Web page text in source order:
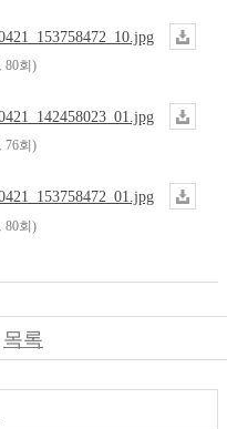
80회)
76회)
80회)
목록